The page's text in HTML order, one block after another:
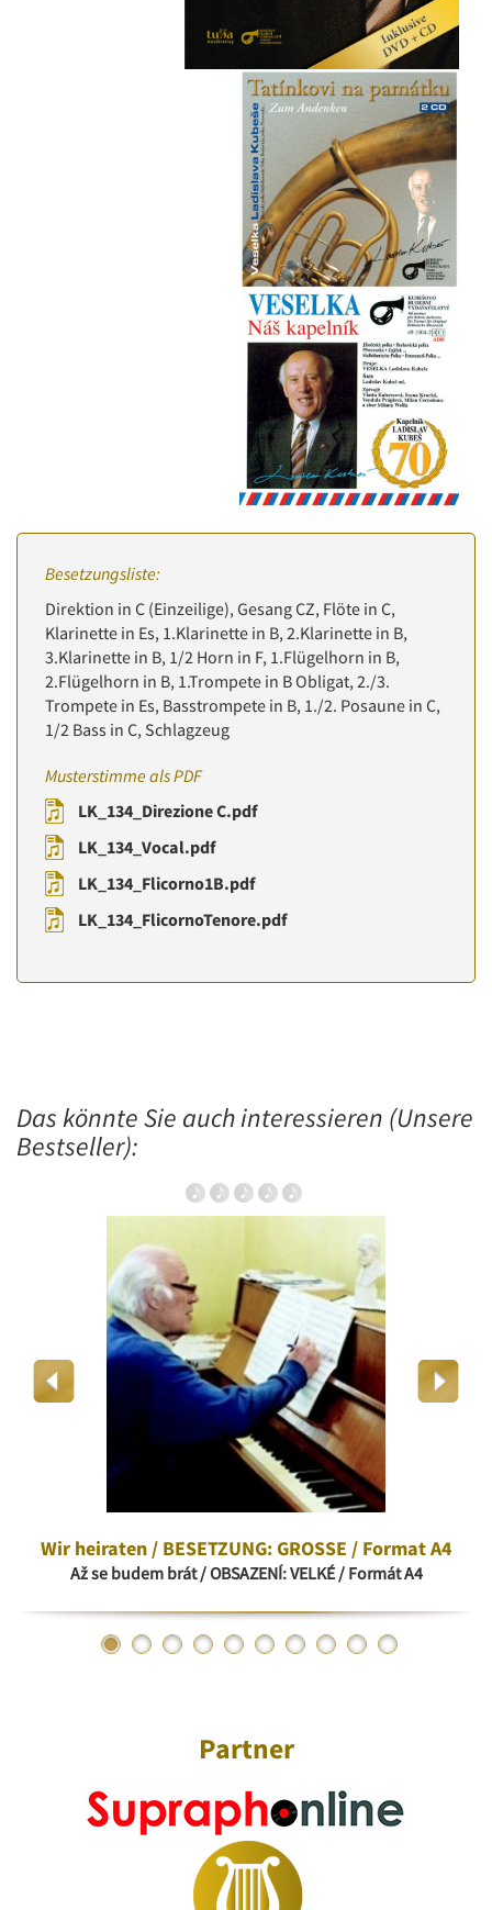
Besetzungsliste:
Direktion in C (Einzeilige), Gesang CZ, Flöte in C,
Klarinette in Es, 1.Klarinette in B, 2.Klarinette in B,
3.Klarinette in B, 1/2 Horn in F, 1.Flügelhorn in B,
2.Flügelhorn in B, 1.Trompete in B Obligat, 2./3.
Trompete in Es, Basstrompete in B, 1./2. Posaune in C,
1/2 Bass in C, Schlagzeug
Musterstimme als PDF
LK_134_Direzione C.pdf
LK_134_Vocal.pdf
LK_134_Flicorno1B.pdf
LK_134_FlicornoTenore.pdf
Das könnte Sie auch interessieren (Unsere
Bestseller):
Wir heiraten / BESETZUNG: GROSSE / Format A4
Až se budem brát / OBSAZENÍ: VELKÉ / Formát A4
Partner